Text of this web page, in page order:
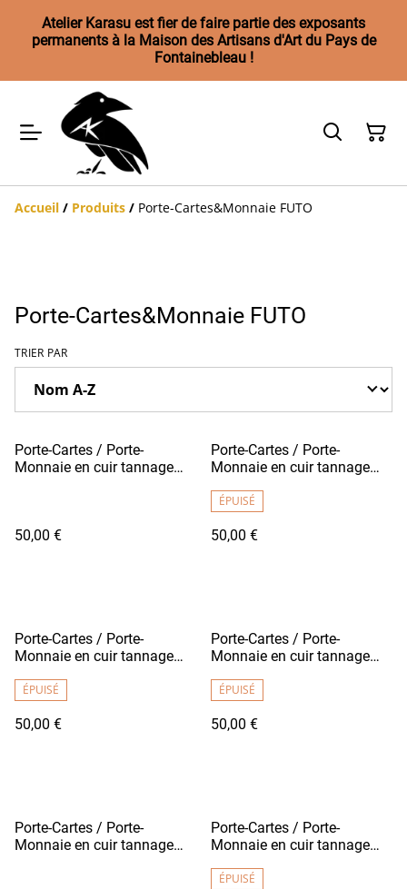
Atelier Karasu est fier de faire partie des exposants
permanents à la Maison des Artisans d'Art du Pays de
Fontainebleau !
Accueil / Produits / Porte-Cartes&Monnaie FUTO
Porte-Cartes&Monnaie FUTO
TRIER PAR
Porte-Cartes / Porte-
Monnaie en cuir tannage
50,00 €
Porte-Cartes / Porte-
Monnaie en cuir tannage
ÉPUISÉ
50,00 €
Porte-Cartes / Porte-
Monnaie en cuir tannage
Clair
ÉPUISÉ
50,00 €
Porte-Cartes / Porte-
Monnaie en cuir tannage
Foncé
ÉPUISÉ
50,00 €
Porte-Cartes / Porte-
Monnaie en cuir tannage
Porte-Cartes / Porte-
Monnaie en cuir tannage
Camel
ÉPUISÉ